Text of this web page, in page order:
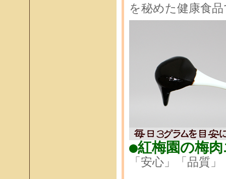
を秘めた健康食
●紅梅園の梅
「安心」「品質